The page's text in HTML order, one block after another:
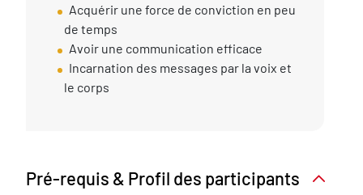
Acquérir une force de conviction en peu
de temps
Avoir une communication efficace
Incarnation des messages par la voix et
le corps
Pré-requis & Profil des participants